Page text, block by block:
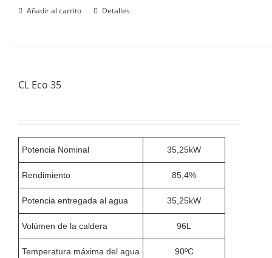
Añadir al carrito Detalles
CL Eco 35
Potencia Nominal 35,25kW
Rendimiento 85,4%
Potencia entregada al agua 35,25kW
Volúmen de la caldera 96L
Temperatura máxima del agua 90ºC